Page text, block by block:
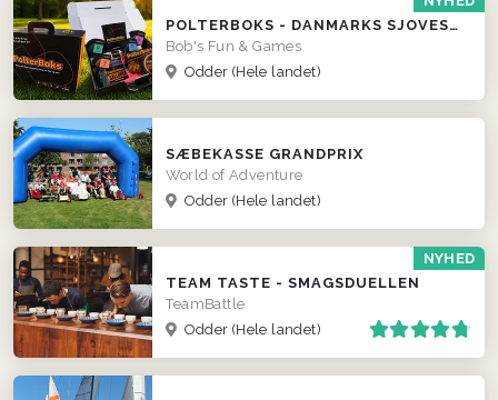
POLTERBOKS - DANMARKS SJOVESTE POLTERABEND
Bob's Fun & Games
Odder (Hele landet)
SÆBEKASSE GRANDPRIX
World of Adventure
Odder (Hele landet)
NYHED
TEAM TASTE - SMAGSDUELLEN
TeamBattle
Odder (Hele landet)